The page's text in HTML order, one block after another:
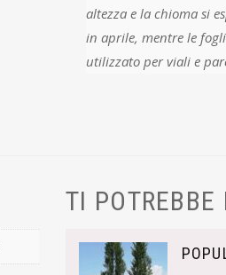
altezza e la chioma si
in aprile, mentre le
utilizzato per viali e
TI POTREBBE